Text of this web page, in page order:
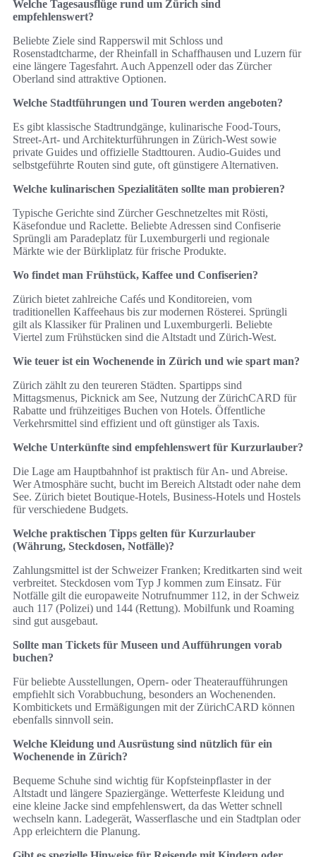
Welche Tagesausflüge rund um Zürich sind
empfehlenswert?
Beliebte Ziele sind Rapperswil mit Schloss und
Rosenstadtcharme, der Rheinfall in Schaffhausen und Luzern für
eine längere Tagesfahrt. Auch Appenzell oder das Zürcher
Oberland sind attraktive Optionen.
Welche Stadtführungen und Touren werden angeboten?
Es gibt klassische Stadtrundgänge, kulinarische Food-Tours,
Street-Art- und Architekturführungen in Zürich-West sowie
private Guides und offizielle Stadttouren. Audio-Guides und
selbstgeführte Routen sind gute, oft günstigere Alternativen.
Welche kulinarischen Spezialitäten sollte man probieren?
Typische Gerichte sind Zürcher Geschnetzeltes mit Rösti,
Käsefondue und Raclette. Beliebte Adressen sind Confiserie
Sprüngli am Paradeplatz für Luxemburgerli und regionale
Märkte wie der Bürkliplatz für frische Produkte.
Wo findet man Frühstück, Kaffee und Confiserien?
Zürich bietet zahlreiche Cafés und Konditoreien, vom
traditionellen Kaffeehaus bis zur modernen Rösterei. Sprüngli
gilt als Klassiker für Pralinen und Luxemburgerli. Beliebte
Viertel zum Frühstücken sind die Altstadt und Zürich-West.
Wie teuer ist ein Wochenende in Zürich und wie spart man?
Zürich zählt zu den teureren Städten. Spartipps sind
Mittagsmenus, Picknick am See, Nutzung der ZürichCARD für
Rabatte und frühzeitiges Buchen von Hotels. Öffentliche
Verkehrsmittel sind effizient und oft günstiger als Taxis.
Welche Unterkünfte sind empfehlenswert für Kurzurlauber?
Die Lage am Hauptbahnhof ist praktisch für An- und Abreise.
Wer Atmosphäre sucht, bucht im Bereich Altstadt oder nahe dem
See. Zürich bietet Boutique-Hotels, Business-Hotels und Hostels
für verschiedene Budgets.
Welche praktischen Tipps gelten für Kurzurlauber
(Währung, Steckdosen, Notfälle)?
Zahlungsmittel ist der Schweizer Franken; Kreditkarten sind weit
verbreitet. Steckdosen vom Typ J kommen zum Einsatz. Für
Notfälle gilt die europaweite Notrufnummer 112, in der Schweiz
auch 117 (Polizei) und 144 (Rettung). Mobilfunk und Roaming
sind gut ausgebaut.
Sollte man Tickets für Museen und Aufführungen vorab
buchen?
Für beliebte Ausstellungen, Opern- oder Theateraufführungen
empfiehlt sich Vorabbuchung, besonders an Wochenenden.
Kombitickets und Ermäßigungen mit der ZürichCARD können
ebenfalls sinnvoll sein.
Welche Kleidung und Ausrüstung sind nützlich für ein
Wochenende in Zürich?
Bequeme Schuhe sind wichtig für Kopfsteinpflaster in der
Altstadt und längere Spaziergänge. Wetterfeste Kleidung und
eine kleine Jacke sind empfehlenswert, da das Wetter schnell
wechseln kann. Ladegerät, Wasserflasche und ein Stadtplan oder
App erleichtern die Planung.